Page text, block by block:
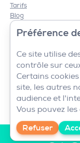
Nous
Préférence
Ce site utilise
contrôle sur
Certains
site, les autres
audience et
Vous pouvez
Refuser
Tarifs
Blog
Contact
Mentions légales